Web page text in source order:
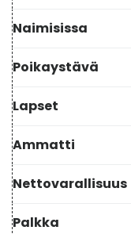
Naimisissa
Poikaystävä
Lapset
Ammatti
Nettovarallisuus
Palkka